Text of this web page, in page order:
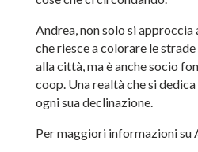
Andrea, non solo si approccia
che riesce a colorare le
alla città, ma è anche socio
coop. Una realtà che si
ogni sua declinazione.
Per maggiori informazioni su